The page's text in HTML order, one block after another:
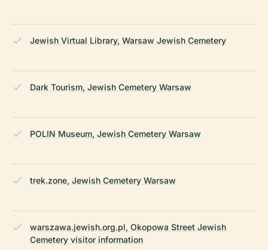
Jewish Virtual Library, Warsaw Jewish Cemetery
Dark Tourism, Jewish Cemetery Warsaw
POLIN Museum, Jewish Cemetery Warsaw
trek.zone, Jewish Cemetery Warsaw
warszawa.jewish.org.pl, Okopowa Street Jewish
Cemetery visitor information